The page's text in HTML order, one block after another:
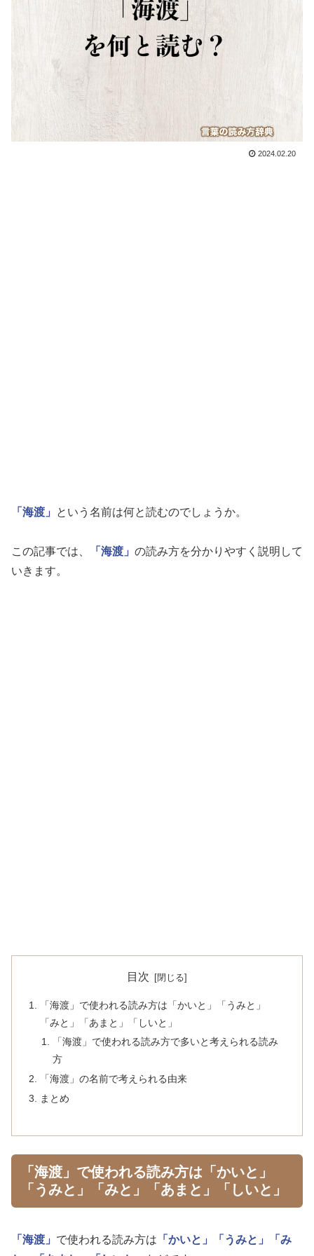
2024.02.20
「海渡」 という名前は何と読むのでしょうか。
この記事では、 「海渡」 の読み方を分かりやすく説明して
いきます。
目次
「海渡」で使われる読み方は「かいと」「うみと」
「みと」「あまと」「しいと」
「海渡」で使われる読み方で多いと考えられる読み
方
「海渡」の名前で考えられる由来
まとめ
「海渡」で使われる読み方は「かいと」
「うみと」「みと」「あまと」「しいと」
「海渡」 で使われる読み方は 「かいと」 「うみと」
「み